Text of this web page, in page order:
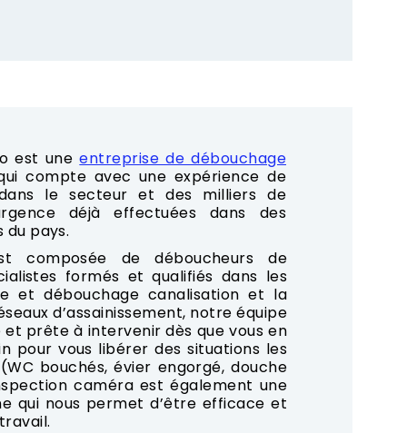
est uneentreprise de débouchage
compte avec une expérience de
le secteur et des milliers de
déjà effectuées dans des
pays.
composée de déboucheurs de
formés et qualifiés dans les
et débouchage canalisation et la
d’assainissement, notre équipe
prête à intervenir dès que vous en
pour vous libérer des situations les
bouchés, évier engorgé, douche
caméra est également une
qui nous permet d’être efficace et